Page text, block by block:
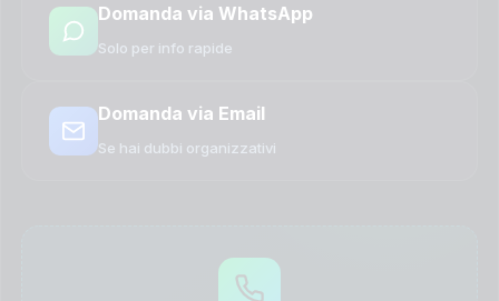
Domanda via WhatsApp
Solo per info rapide
Domanda via Email
Se hai dubbi organizzativi